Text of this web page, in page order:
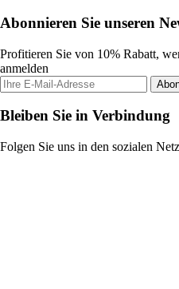
Abonnieren Sie unseren
Profitieren Sie von 10% Rabatt,
anmelden
Bleiben Sie in Verbindung
Folgen Sie uns in den sozialen